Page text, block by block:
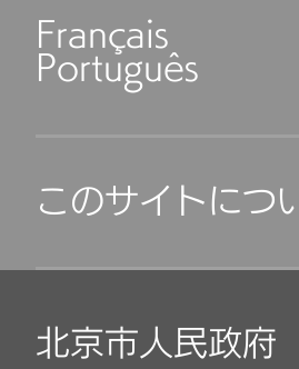
Français
Português
このサイトにつ
北京市人民政府